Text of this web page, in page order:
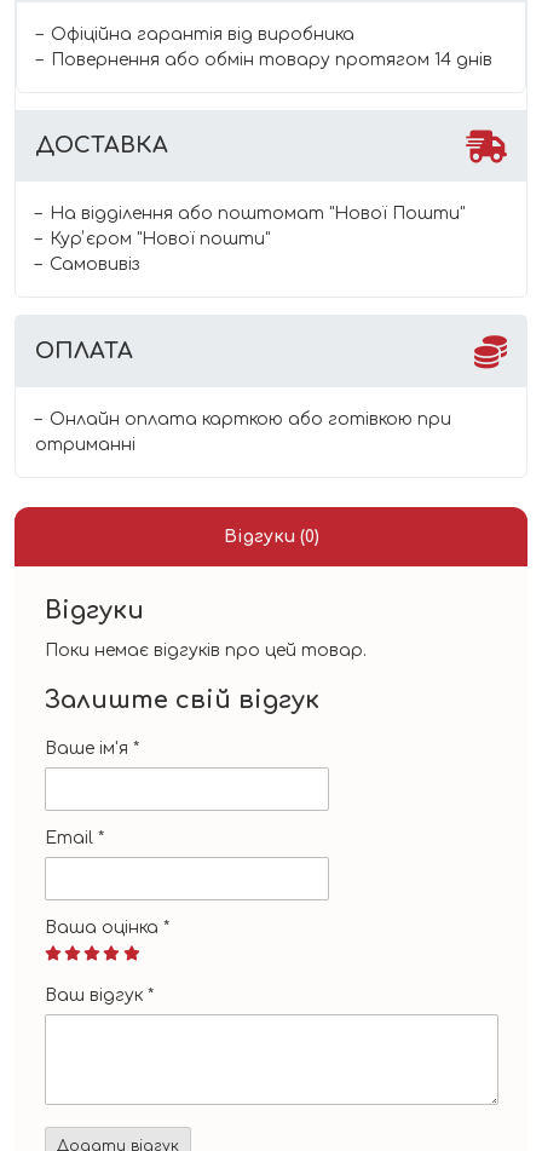
Офіційна гарантія від виробника
Повернення або обмін товару протягом 14 днів
ДОСТАВКА
На відділення або поштомат "Нової Пошти"
Курʼєром "Нової пошти"
Самовивіз
ОПЛАТА
Онлайн оплата карткою або готівкою при
отриманні
Відгуки (0)
Відгуки
Поки немає відгуків про цей товар.
Залиште свій відгук
Ваше ім'я *
Email *
Ваша оцінка *
Ваш відгук *